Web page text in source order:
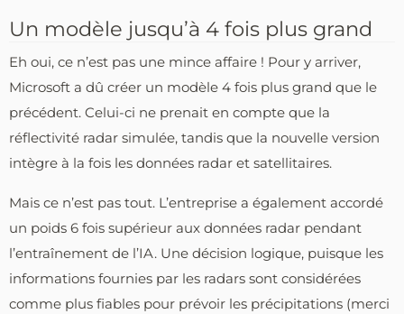
Un modèle jusqu’à 4 fois plus grand
Eh oui, ce n’est pas une mince affaire ! Pour y arriver,
Microsoft a dû créer un modèle 4 fois plus grand que le
précédent. Celui-ci ne prenait en compte que la
réflectivité radar simulée, tandis que la nouvelle version
intègre à la fois les données radar et satellitaires.
Mais ce n’est pas tout. L’entreprise a également accordé
un poids 6 fois supérieur aux données radar pendant
l’entraînement de l’IA. Une décision logique, puisque les
informations fournies par les radars sont considérées
comme plus fiables pour prévoir les précipitations (merci